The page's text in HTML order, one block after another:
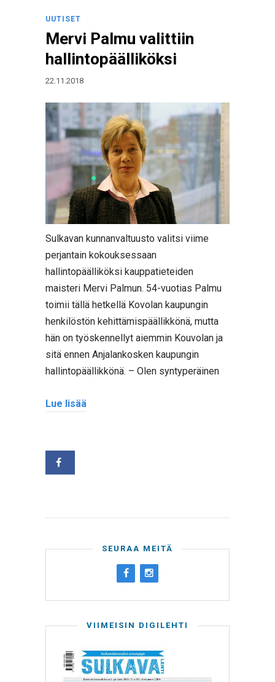
UUTISET
Mervi Palmu valittiin
hallintopäälliköksi
22.11.2018
Sulkavan kunnanvaltuusto valitsi viime
perjantain kokouksessaan
hallintopäälliköksi kauppatieteiden
maisteri Mervi Palmun. 54-vuotias Palmu
toimii tällä hetkellä Kovolan kaupungin
henkilöstön kehittämispäällikkönä, mutta
hän on työskennellyt aiemmin Kouvolan ja
sitä ennen Anjalankosken kaupungin
hallintopäällikkönä. – Olen syntyperäinen
Lue lisää
SEURAA MEITÄ
VIIMEISIN DIGILEHTI